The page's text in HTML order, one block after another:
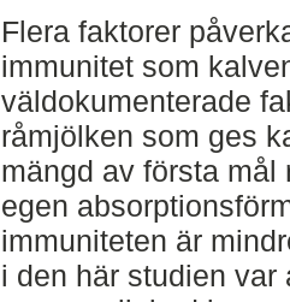
Flera faktorer
immunitet som
väldokumenterade
råmjölken som ges
mängd av första
egen
immuniteten är
i den här studien